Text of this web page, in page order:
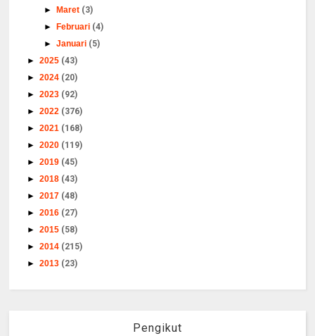
►
Maret (3)
►
Februari (4)
►Januari (5)
►2025 (43)
►2024 (20)
►2023 (92)
►2022 (376)
►2021 (168)
►2020 (119)
►2019 (45)
►2018 (43)
►2017 (48)
►2016 (27)
►2015 (58)
►2014 (215)
►2013 (23)
Pengikut